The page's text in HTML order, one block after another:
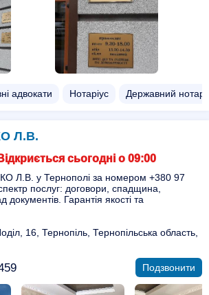
адвокати Нотаріус Державний
Л.В.
сьогодні о 09:00
Л.В. у Тернополі за номером +380 97
послуг: договори, спадщина,
документів. Гарантія якості та
16, Тернопіль, Тернопільська область,
Подзвонити